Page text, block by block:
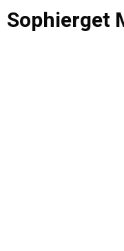
Saltar
Sophierget